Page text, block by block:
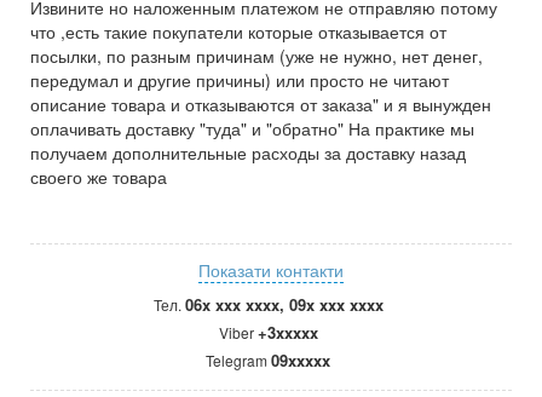
Извините но наложенным платежом не отправляю потому
что ,есть такие покупатели которые отказывается от
посылки, по разным причинам (уже не нужно, нет денег,
передумал и другие причины) или просто не читают
описание товара и отказываются от заказа" и я вынужден
оплачивать доставку "туда" и "обратно" На практике мы
получаем дополнительные расходы за доставку назад
своего же товара
Показати контакти
Тел. 06x xxx xxxx, 09x xxx xxxx
Viber+3xxxxx
Telegram 09xxxxx